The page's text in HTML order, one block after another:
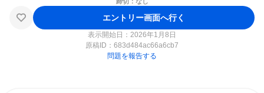
エントリー画面へ行く
表示開始日：2026年1月8日
原稿ID： 683d484ac66a6cb7
問題を報告する